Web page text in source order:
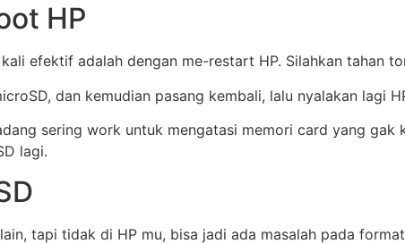
HP
efektif adalah dengan me-restart HP. Silahkan tahan
dan kemudian pasang kembali, lalu nyalakan lagi
sering work untuk mengatasi memori card yang
lagi.
tapi tidak di HP mu, bisa jadi ada masalah pada